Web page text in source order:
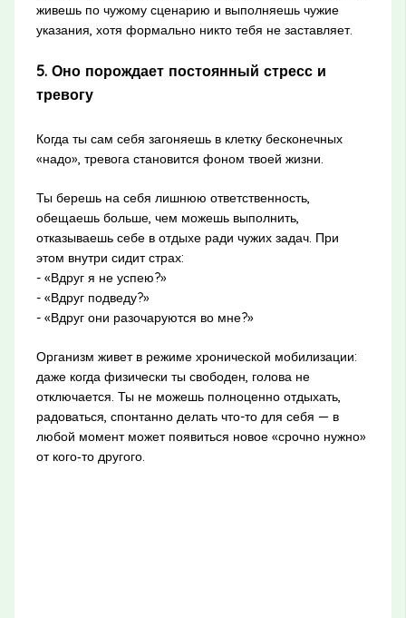
живешь по чужому сценарию и выполняешь чужие
указания, хотя формально никто тебя не заставляет.
5. Оно порождает постоянный стресс и
тревогу
Когда ты сам себя загоняешь в клетку бесконечных
«надо», тревога становится фоном твоей жизни.
Ты берешь на себя лишнюю ответственность,
обещаешь больше, чем можешь выполнить,
отказываешь себе в отдыхе ради чужих задач. При
этом внутри сидит страх:
- «Вдруг я не успею?»
- «Вдруг подведу?»
- «Вдруг они разочаруются во мне?»
Организм живет в режиме хронической мобилизации:
даже когда физически ты свободен, голова не
отключается. Ты не можешь полноценно отдыхать,
радоваться, спонтанно делать что-то для себя — в
любой момент может появиться новое «срочно нужно»
от кого‑то другого.